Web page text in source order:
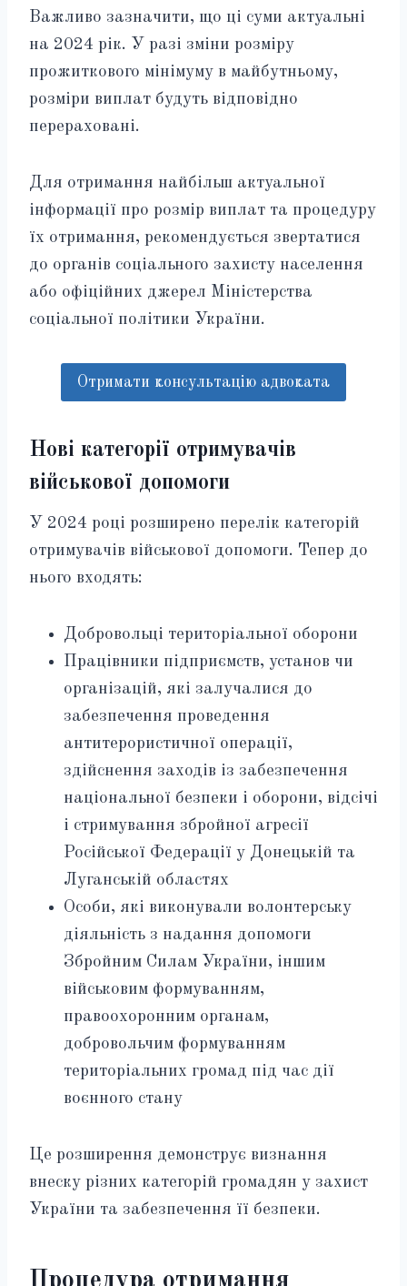
Важливо зазначити, що ці суми актуальні
на 2024 рік. У разі зміни розміру
прожиткового мінімуму в майбутньому,
розміри виплат будуть відповідно
перераховані.
Для отримання найбільш актуальної
інформації про розмір виплат та процедуру
їх отримання, рекомендується звертатися
до органів соціального захисту населення
або офіційних джерел Міністерства
соціальної політики України.
Отримати консультацію адвоката
Нові категорії отримувачів
військової допомоги
У 2024 році розширено перелік категорій
отримувачів військової допомоги. Тепер до
нього входять:
Добровольці територіальної оборони
Працівники підприємств, установ чи
організацій, які залучалися до
забезпечення проведення
антитерористичної операції,
здійснення заходів із забезпечення
національної безпеки і оборони, відсічі
і стримування збройної агресії
Російської Федерації у Донецькій та
Луганській областях
Особи, які виконували волонтерську
діяльність з надання допомоги
Збройним Силам України, іншим
військовим формуванням,
правоохоронним органам,
добровольчим формуванням
територіальних громад під час дії
воєнного стану
Це розширення демонструє визнання
внеску різних категорій громадян у захист
України та забезпечення її безпеки.